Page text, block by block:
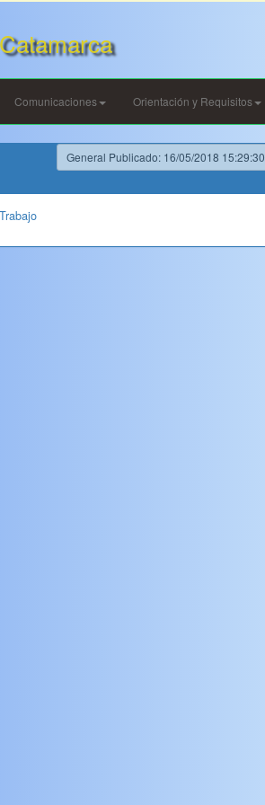
Comunicaciones Orientación y Requisitos
General Publicado: 16/05/2018 15:29:30